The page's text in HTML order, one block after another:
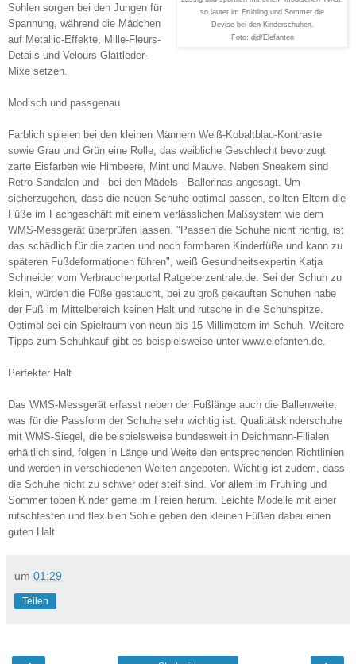
so lautet im Frühling und Sommer die
Devise bei den Kinderschuhen.
Foto: djd/Elefanten
Sohlen sorgen bei den Jungen für
Spannung, während die Mädchen
auf Metallic-Effekte, Mille-Fleurs-
Details und Velours-Glattleder-
Mixe setzen.
Modisch und passgenau
Farblich spielen bei den kleinen Männern Weiß-Kobaltblau-Kontraste
sowie Grau und Grün eine Rolle, das weibliche Geschlecht bevorzugt
zarte Eisfarben wie Himbeere, Mint und Mauve. Neben Sneakern sind
Retro-Sandalen und - bei den Mädels - Ballerinas angesagt. Um
sicherzugehen, dass die neuen Schuhe optimal passen, sollten Eltern die
Füße im Fachgeschäft mit einem verlässlichen Maßsystem wie dem
WMS-Messgerät überprüfen lassen. "Passen die Schuhe nicht richtig, ist
das schädlich für die zarten und noch formbaren Kinderfüße und kann zu
späteren Fußdeformationen führen", weiß Gesundheitsexpertin Katja
Schneider vom Verbraucherportal Ratgeberzentrale.de. Sei der Schuh zu
klein, würden die Füße gestaucht, bei zu groß gekauften Schuhen habe
der Fuß im Mittelbereich keinen Halt und rutsche in die Schuhspitze.
Optimal sei ein Spielraum von neun bis 15 Millimetern im Schuh. Weitere
Tipps zum Schuhkauf gibt es beispielsweise unter www.elefanten.de.
Perfekter Halt
Das WMS-Messgerät erfasst neben der Fußlänge auch die Ballenweite,
was für die Passform der Schuhe sehr wichtig ist. Qualitätskinderschuhe
mit WMS-Siegel, die beispielsweise bundesweit in Deichmann-Filialen
erhältlich sind, folgen in Länge und Weite den entsprechenden Richtlinien
und werden in verschiedenen Weiten angeboten. Wichtig ist zudem, dass
die Schuhe nicht zu schwer oder steif sind. Vor allem im Frühling und
Sommer toben Kinder gerne im Freien herum. Leichte Modelle mit einer
rutschfesten und flexiblen Sohle geben den kleinen Füßen dabei einen
guten Halt.
um 01:29
Teilen